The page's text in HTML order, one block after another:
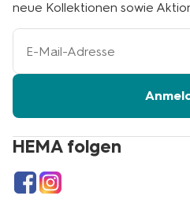
HEMA folgen
neue Kollektionen sowie
Ihre
Adresse